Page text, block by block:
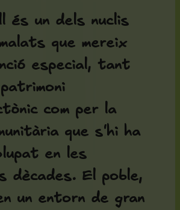
és un dels nuclis
que mereix
especial, tant
com per la
que s'hi ha
en les
dècades. El poble,
un entorn de gran